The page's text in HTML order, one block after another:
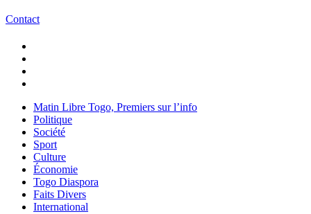
Contact
Matin Libre Togo, Premiers sur l’info
Politique
Société
Sport
Culture
Économie
Togo Diaspora
Faits Divers
International